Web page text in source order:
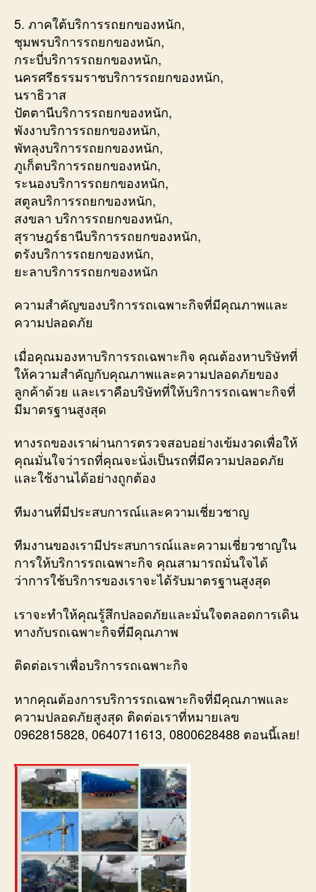
5. ภาคใต้บริการรถยกของหนัก,
ชุมพรบริการรถยกของหนัก,
กระบี่บริการรถยกของหนัก,
นครศรีธรรมราชบริการรถยกของหนัก,
นราธิวาส
ปัตตานีบริการรถยกของหนัก,
พังงาบริการรถยกของหนัก,
พัทลุงบริการรถยกของหนัก,
ภูเก็ตบริการรถยกของหนัก,
ระนองบริการรถยกของหนัก,
สตูลบริการรถยกของหนัก,
สงขลา บริการรถยกของหนัก,
สุราษฎร์ธานีบริการรถยกของหนัก,
ตรังบริการรถยกของหนัก,
ยะลาบริการรถยกของหนัก
ความสำคัญของบริการรถเฉพาะกิจที่มีคุณภาพและ
ความปลอดภัย
เมื่อคุณมองหาบริการรถเฉพาะกิจ คุณต้องหาบริษัทที่
ให้ความสำคัญกับคุณภาพและความปลอดภัยของ
ลูกค้าด้วย และเราคือบริษัทที่ให้บริการรถเฉพาะกิจที่
มีมาตรฐานสูงสุด
ทางรถของเราผ่านการตรวจสอบอย่างเข้มงวดเพื่อให้
คุณมั่นใจว่ารถที่คุณจะนั่งเป็นรถที่มีความปลอดภัย
และใช้งานได้อย่างถูกต้อง
ทีมงานที่มีประสบการณ์และความเชี่ยวชาญ
ทีมงานของเรามีประสบการณ์และความเชี่ยวชาญใน
การให้บริการรถเฉพาะกิจ คุณสามารถมั่นใจได้
ว่าการใช้บริการของเราจะได้รับมาตรฐานสูงสุด
เราจะทำให้คุณรู้สึกปลอดภัยและมั่นใจตลอดการเดิน
ทางกับรถเฉพาะกิจที่มีคุณภาพ
ติดต่อเราเพื่อบริการรถเฉพาะกิจ
หากคุณต้องการบริการรถเฉพาะกิจที่มีคุณภาพและ
ความปลอดภัยสูงสุด ติดต่อเราที่หมายเลข
0962815828, 0640711613, 0800628488 ตอนนี้เลย!